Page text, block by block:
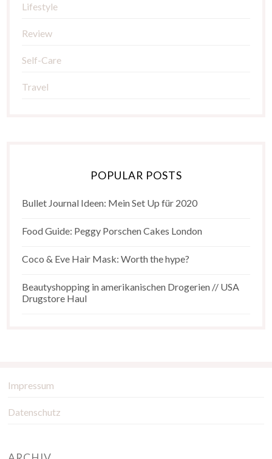
Lifestyle
Review
Self-Care
Travel
POPULAR POSTS
Bullet Journal Ideen: Mein Set Up für 2020
Food Guide: Peggy Porschen Cakes London
Coco & Eve Hair Mask: Worth the hype?
Beautyshopping in amerikanischen Drogerien // USA
Drugstore Haul
Impressum
Datenschutz